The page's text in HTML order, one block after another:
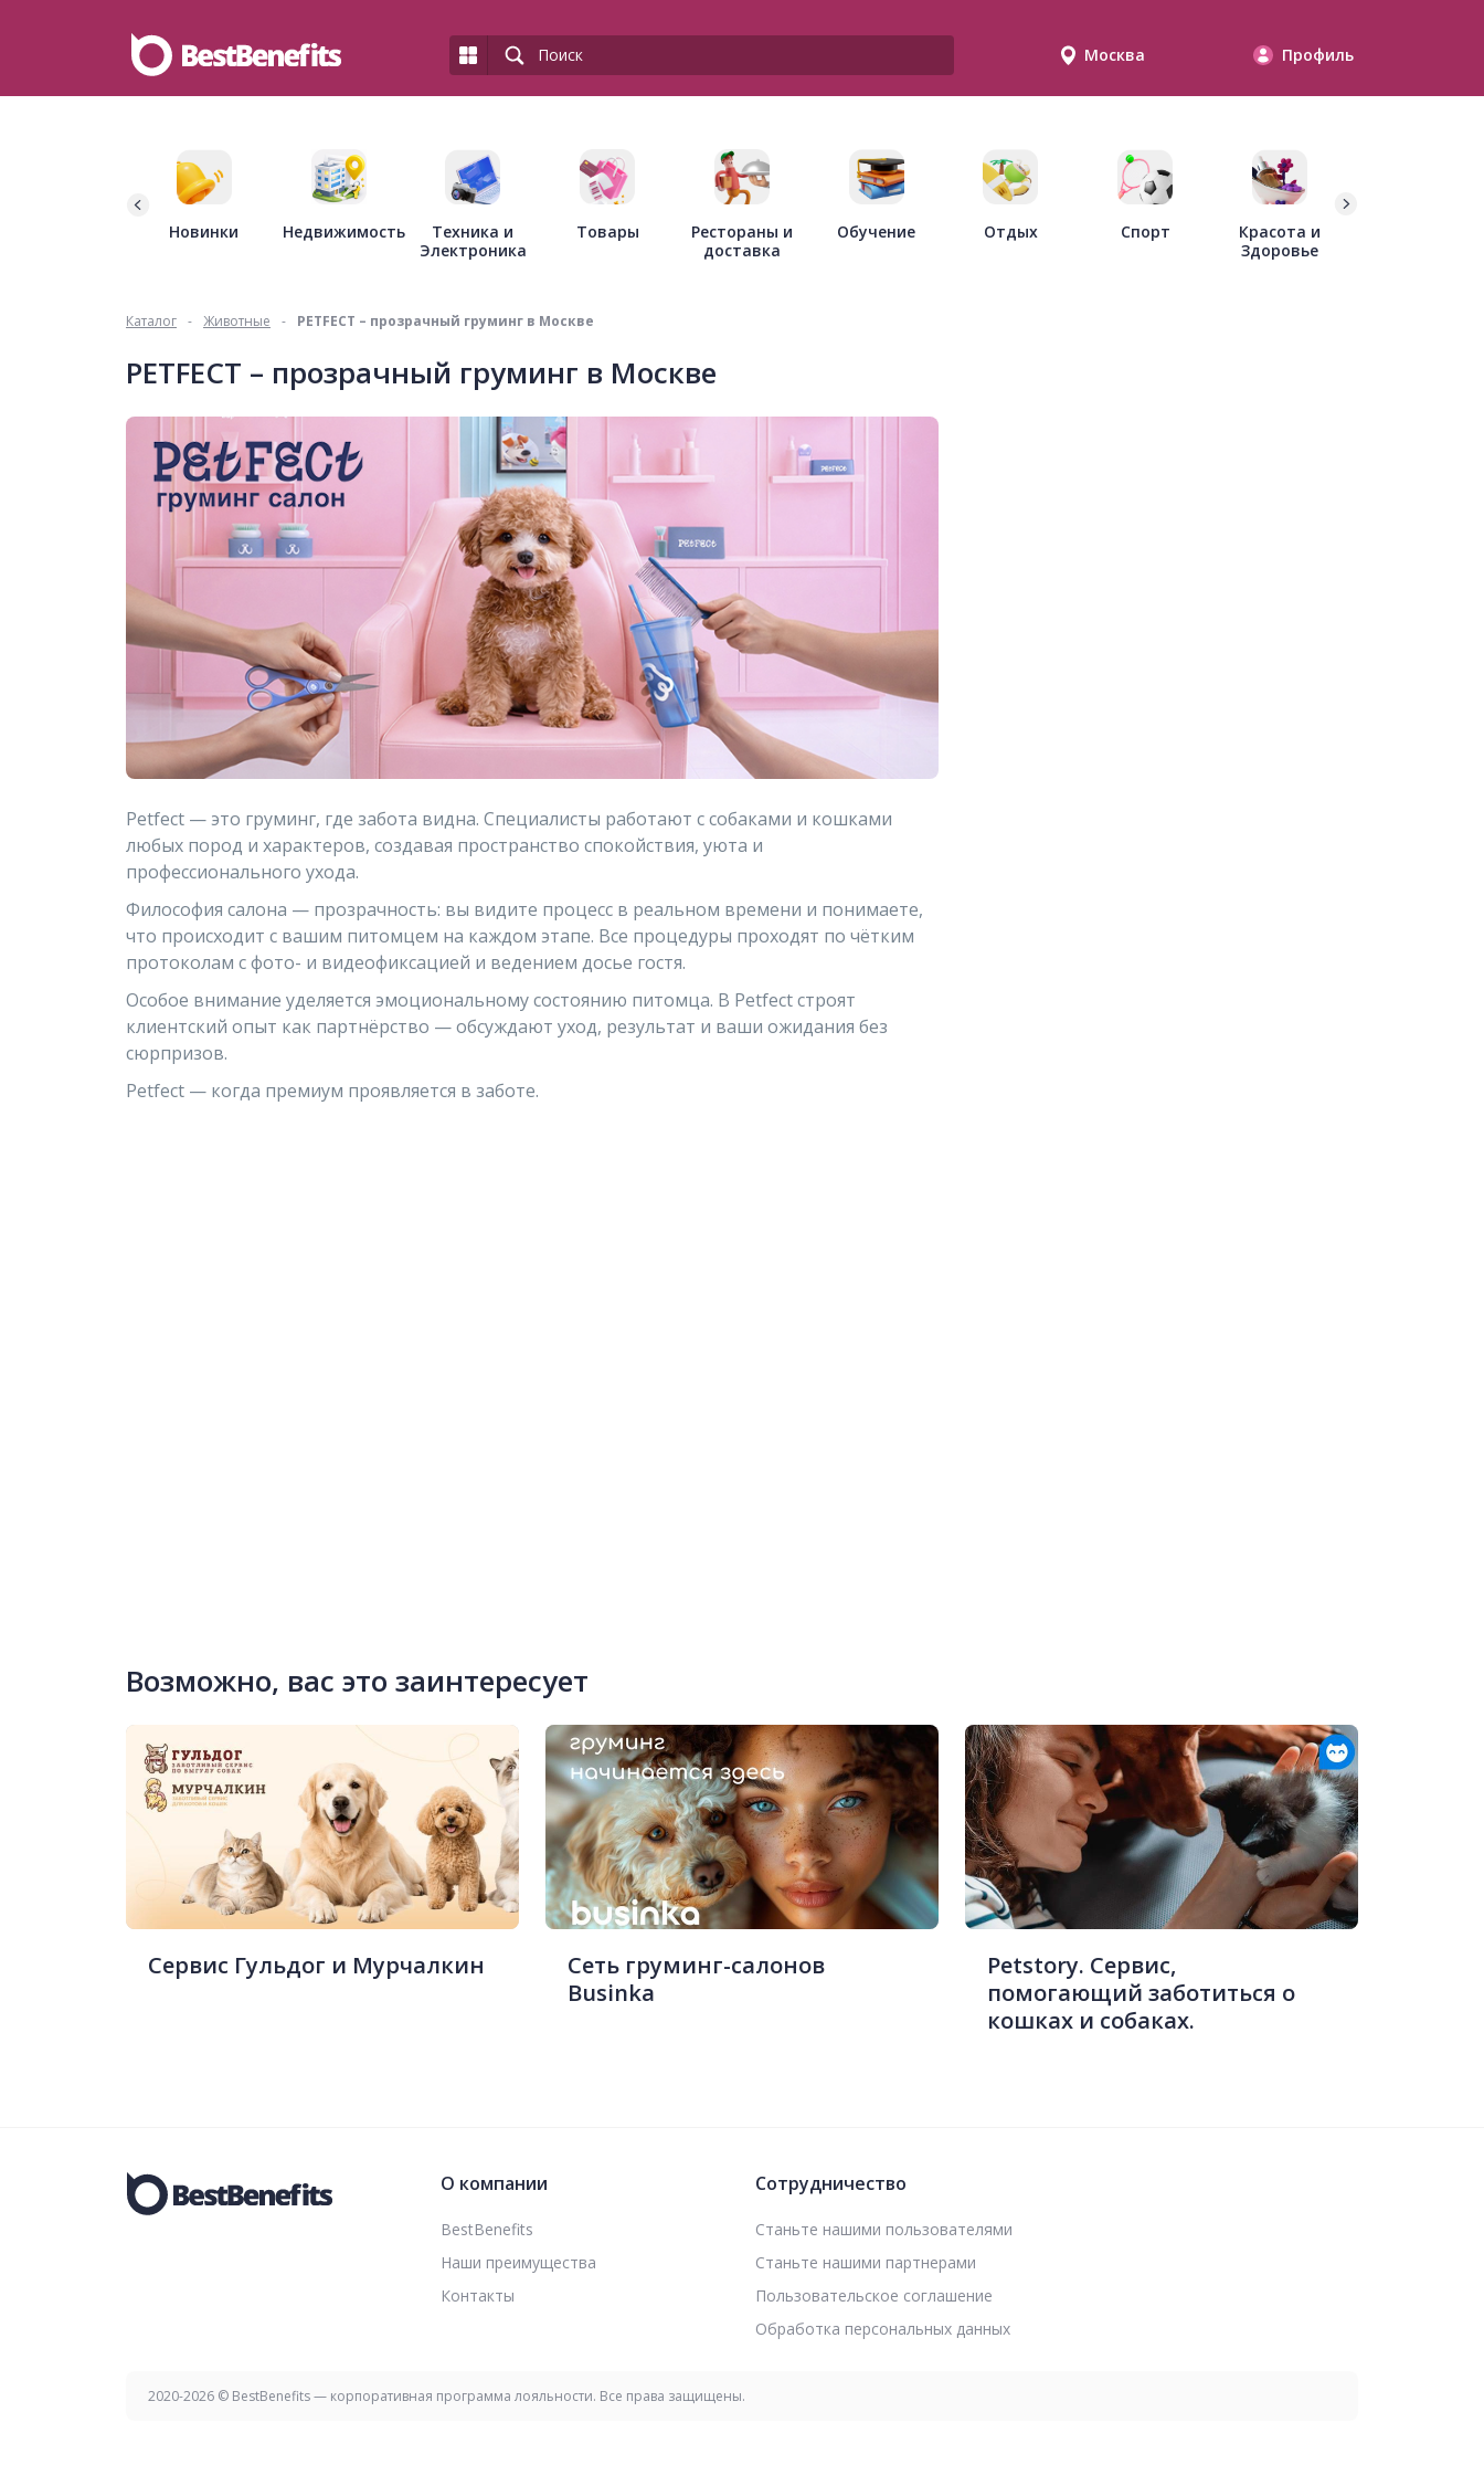
Москва Профиль
Новинки Недвижимость
Техника и
Электроника
Товары
Рестораны и
доставка
Обучение Отдых Спорт
Красота и
Здоровье
Каталог - Животные - PETFECT – прозрачный груминг в Москве
PETFECT – прозрачный груминг в Москве
Petfect — это груминг, где забота видна. Специалисты работают с собаками и кошками
любых пород и характеров, создавая пространство спокойствия, уюта и
профессионального ухода.
Философия салона — прозрачность: вы видите процесс в реальном времени и понимаете,
что происходит с вашим питомцем на каждом этапе. Все процедуры проходят по чётким
протоколам с фото- и видеофиксацией и ведением досье гостя.
Особое внимание уделяется эмоциональному состоянию питомца. В Petfect строят
клиентский опыт как партнёрство — обсуждают уход, результат и ваши ожидания без
сюрпризов.
Petfect — когда премиум проявляется в заботе.
Возможно, вас это заинтересует
Сервис Гульдог и Мурчалкин
Сеть груминг-салонов
Businka
Petstory. Сервис,
помогающий заботиться о
кошках и собаках.
О компании
BestBenefits
Наши преимущества
Контакты
Сотрудничество
Станьте нашими пользователями
Станьте нашими партнерами
Пользовательское соглашение
Обработка персональных данных
2020-2026 © BestBenefits — корпоративная программа лояльности. Все права защищены.